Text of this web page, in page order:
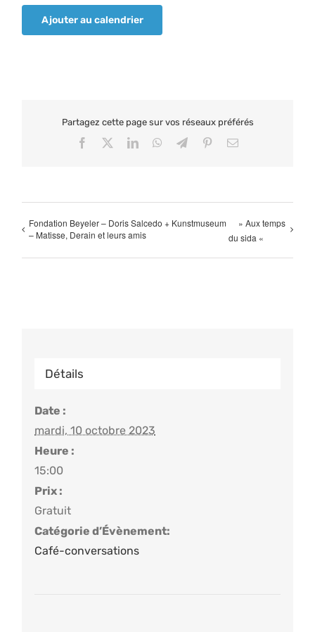
Ajouter au calendrier
Partagez cette page sur vos réseaux préférés
Facebook LinkedInWhatsApp
TelegramPinterestEmail
Fondation Beyeler – Doris Salcedo + Kunstmuseum
– Matisse, Derain et leurs amis
» Aux temps
du sida «
Détails
Date :
mardi, 10 octobre 2023
Heure :
15:00
Prix :
Gratuit
Catégorie d’Évènement:
Café-conversations